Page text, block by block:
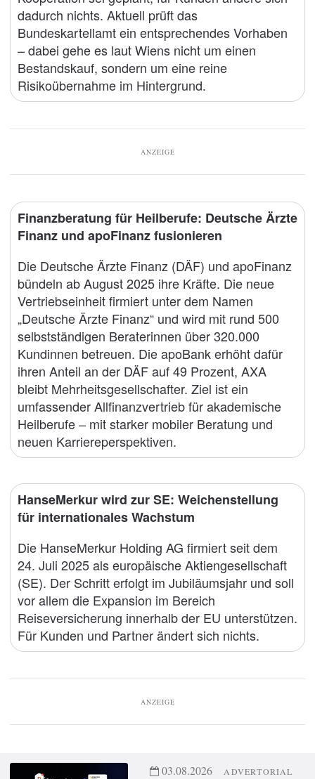
dadurch nichts. Aktuell prüft das
Bundeskartellamt ein entsprechendes Vorhaben
– dabei gehe es laut Wiens nicht um einen
Bestandskauf, sondern um eine reine
Risikoübernahme im Hintergrund.
ANZEIGE
Finanzberatung für Heilberufe: Deutsche Ärzte
Finanz und apoFinanz fusionieren
Die Deutsche Ärzte Finanz (DÄF) und apoFinanz
bündeln ab August 2025 ihre Kräfte. Die neue
Vertriebseinheit firmiert unter dem Namen
„Deutsche Ärzte Finanz“ und wird mit rund 500
selbstständigen Beraterinnen über 320.000
Kundinnen betreuen. Die apoBank erhöht dafür
ihren Anteil an der DÄF auf 49 Prozent, AXA
bleibt Mehrheitsgesellschafter. Ziel ist ein
umfassender Allfinanzvertrieb für akademische
Heilberufe – mit starker mobiler Beratung und
neuen Karriereperspektiven.
HanseMerkur wird zur SE: Weichenstellung
für internationales Wachstum
Die HanseMerkur Holding AG firmiert seit dem
24. Juli 2025 als europäische Aktiengesellschaft
(SE). Der Schritt erfolgt im Jubiläumsjahr und soll
vor allem die Expansion im Bereich
Reiseversicherung innerhalb der EU unterstützen.
Für Kunden und Partner ändert sich nichts.
ANZEIGE
03.08.2026 ADVERTORIAL